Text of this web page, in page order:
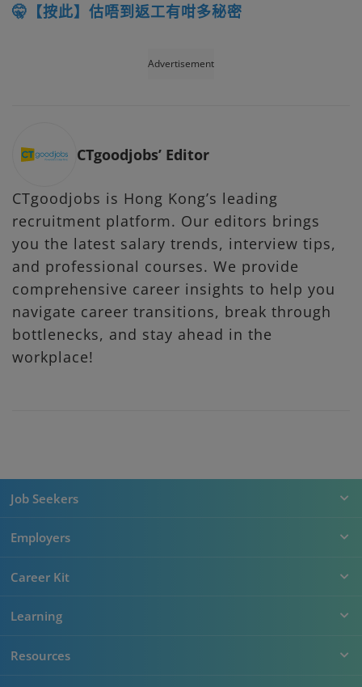
🤫【按此】估唔到返工有咁多秘密
Advertisement
CTgoodjobs’ Editor
CTgoodjobs is Hong Kong’s leading
recruitment platform. Our editors brings
you the latest salary trends, interview tips,
and professional courses. We provide
comprehensive career insights to help you
navigate career transitions, break through
bottlenecks, and stay ahead in the
workplace!
Job Seekers
Employers
Career Kit
Learning
Resources